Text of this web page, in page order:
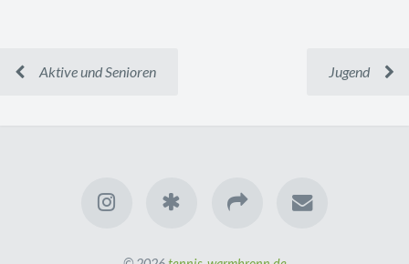
Aktive und Senioren Jugend